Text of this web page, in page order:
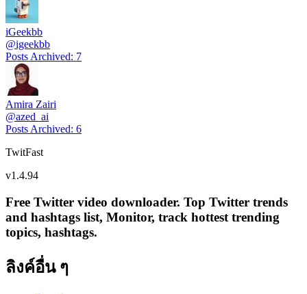
iGeekbb
@igeekbb
Posts Archived: 7
Amira Zairi
@azed_ai
Posts Archived: 6
TwitFast
v1.4.94
Free Twitter video downloader. Top Twitter trends
and hashtags list, Monitor, track hottest trending
topics, hashtags.
ลิงค์อื่น ๆ